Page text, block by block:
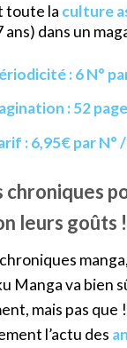
toute la culture
ans) dans un
: 6 N°
: 52
: 6,95€ par N°
chroniques
leurs goûts !
Manga va bien
mais pas que
l’actu des